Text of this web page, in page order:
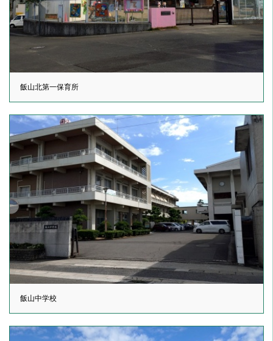
飯山北第一保育所
飯山中学校